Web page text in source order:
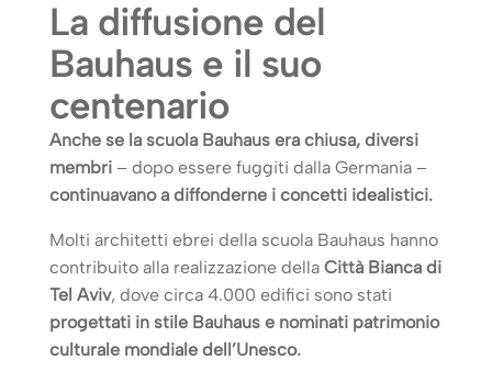
La diffusione del
Bauhaus e il suo
centenario
Anche se la scuola Bauhaus era chiusa, diversi
membri– dopo essere fuggiti dalla Germania –
continuavano a diffonderne i concetti idealistici.
Molti architetti ebrei della scuola Bauhaus hanno
contribuito alla realizzazione della Città Bianca di
Tel Aviv, dove circa 4.000 edifici sono stati
progettati in stile Bauhaus e nominati patrimonio
culturale mondiale dell’Unesco.